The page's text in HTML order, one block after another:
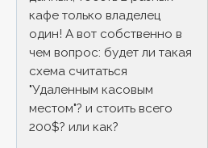
кафе только владелец
один! А вот собственно в
чем вопрос: будет ли такая
схема считаться
"Удаленным касовым
местом"? и стоить всего
200$? или как?